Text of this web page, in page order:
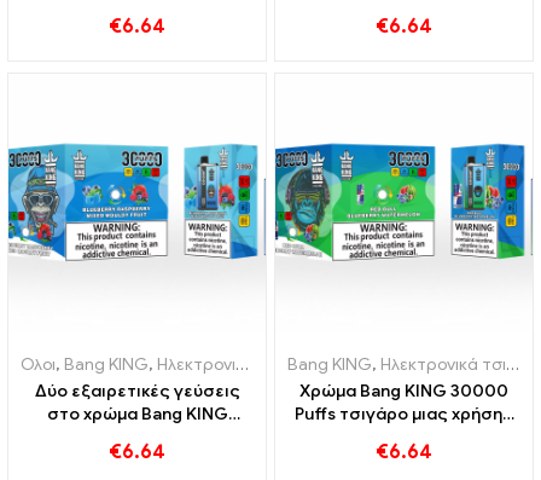
Ακτινίδιο και ξινόμηλο
€6.64
τσιγάρο μιας χρήσης Puffs -
€6.64
Ολοι, Bang KING, Ηλεκτρονικά τσιγάρα μιας χρήσης Λιθουανία ,
Δύο εξαιρετικές γεύσεις
στο χρώμα Bang KING
Blueberry Raspberry Mixed
€6.64
Bang KING, Ηλεκτρονικά τσιγάρα μιας χρήσης Λιθουανία
Χρώμα Bang KING 30000
Puffs τσιγάρο μιας χρήσης
Energy Watermelon Bubble
€6.64